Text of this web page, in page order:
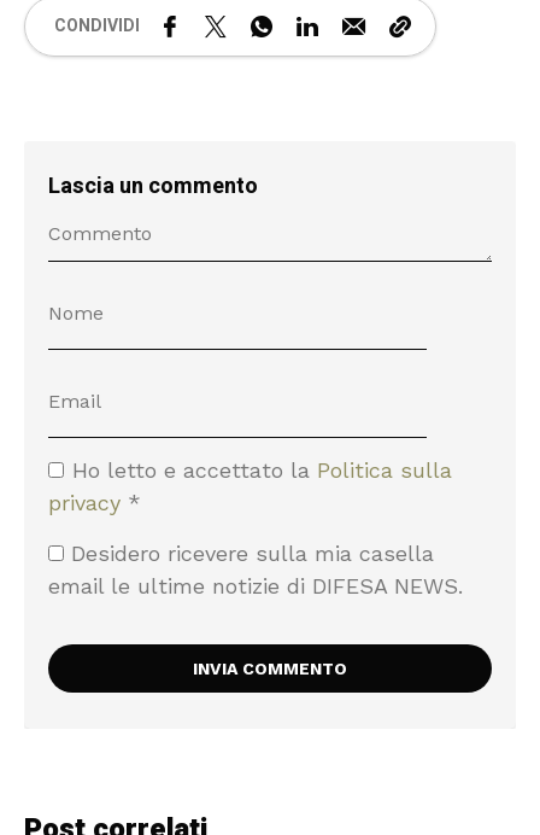
CONDIVIDI
Lascia un commento
Ho letto e accettato la Politica sulla
privacy *
Desidero ricevere sulla mia casella
email le ultime notizie di DIFESA NEWS.